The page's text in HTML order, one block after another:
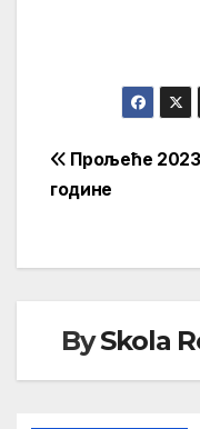
чланка
Прољеће
године
BySkola